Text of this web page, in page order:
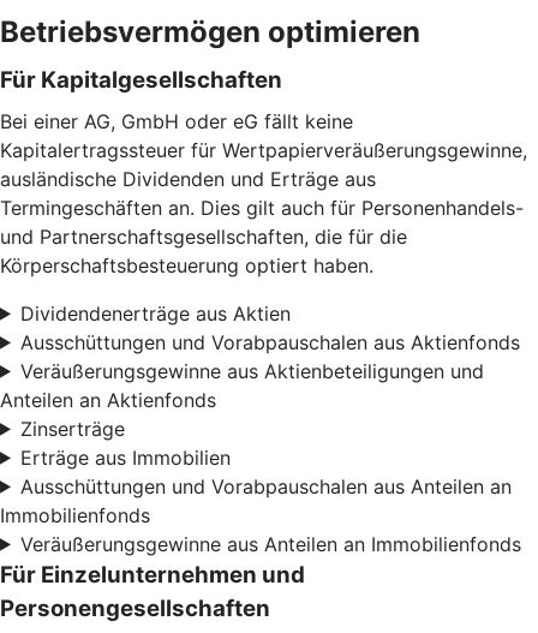
Betriebsvermögen optimieren
Für Kapitalgesellschaften
Bei einer AG, GmbH oder eG fällt keine
Kapitalertragssteuer für Wertpapierveräußerungsgewinne,
ausländische Dividenden und Erträge aus
Termingeschäften an. Dies gilt auch für Personenhandels-
und Partnerschaftsgesellschaften, die für die
Körperschaftsbesteuerung optiert haben.
Dividendenerträge aus Aktien
Ausschüttungen und Vorabpauschalen aus Aktienfonds
Veräußerungsgewinne aus Aktienbeteiligungen und
Anteilen an Aktienfonds
Zinserträge
Erträge aus Immobilien
Ausschüttungen und Vorabpauschalen aus Anteilen an
Immobilienfonds
Veräußerungsgewinne aus Anteilen an Immobilienfonds
Für Einzelunternehmen und
Personengesellschaften